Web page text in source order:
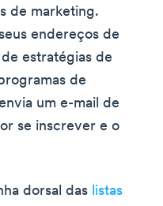
de marketing.
endereços de
estratégias de
de
um e-mail de
se inscrever e o
dorsal das listas